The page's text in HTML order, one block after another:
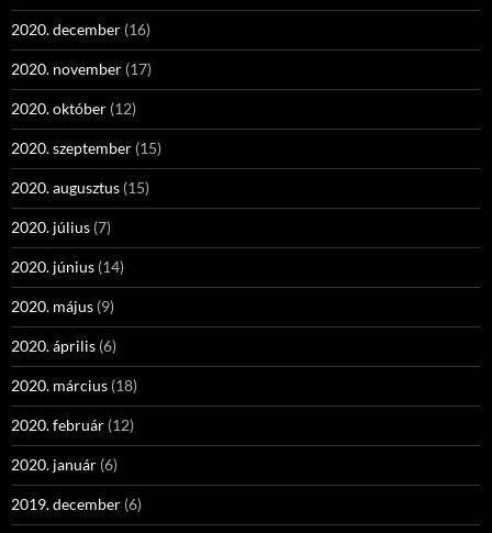
2020. december (16)
2020. november (17)
2020. október (12)
2020. szeptember (15)
2020. augusztus (15)
2020. július (7)
2020. június (14)
2020. május (9)
2020. április (6)
2020. március (18)
2020. február (12)
2020. január (6)
2019. december (6)